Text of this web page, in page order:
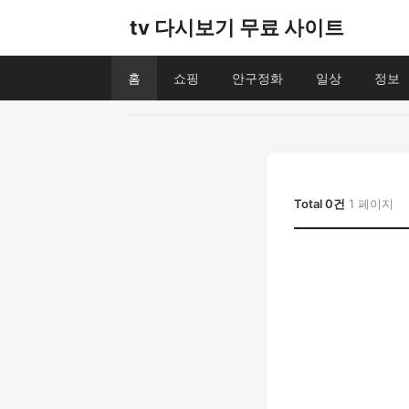
tv 다시보기 무료 사이트
홈 쇼핑 안구정화 일상 정보
Total 0건 1 페이지